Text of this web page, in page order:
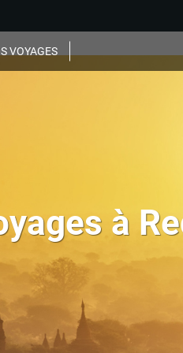
VOYAGES
à